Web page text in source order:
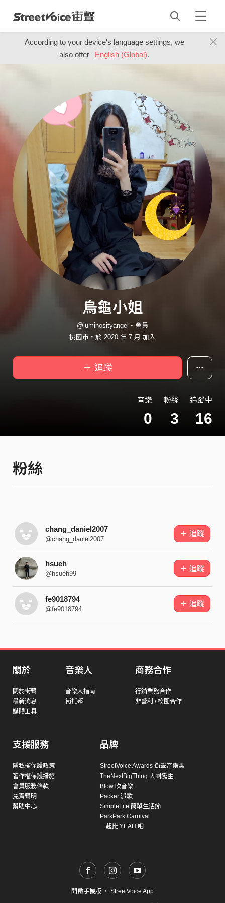
According to your device's language settings, we
also offer
English (Global).
烏龜小姐
@luminosityangel・會員
桃園市・於 2020 年 7 月 加入
＋ 追蹤
音樂
0
粉絲
3
追蹤中
16
粉絲
chang_daniel2007
@chang_daniel2007
＋ 追蹤
hsueh
@hsueh99
＋ 追蹤
fe9018794
@fe9018794
＋ 追蹤
關於
關於街聲
最新消息
媒體工具
音樂人
音樂人指南
街托邦
商務合作
行銷業務合作
非營利 / 校園合作
支援服務
隱私權保護政策
著作權保護措施
會員服務條款
免責聲明
幫助中心
品牌
StreetVoice Awards 街聲音樂獎
TheNextBigThing 大團誕生
Blow 吹音樂
Packer 派歌
SimpleLife 簡單生活節
ParkPark Carnival
一起比 YEAH 吧
開啟手機版 ・ StreetVoice App